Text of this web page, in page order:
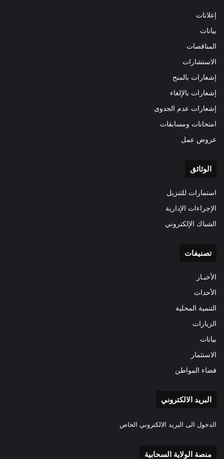
إعلانات
بيانات
المناقصات
الاستشارات
إشعارات بالمنح
إشعارات بالإلغاء
إشعارات عدم الجدوى
امتحانات ومسابقات
عروض عمل
الوثائق
استمارات للتنزيل
الإجراءات الإدارية
الشباك الإلكتروني
تصنيفات
الأخبـار
الأحداث
التنمية المحلية
الزيارات
بيانات
الاستثمار
فضاء المواطن
البريد الالكتروني
الدخول الى البريد الالكتروني الخاص
منصة الولاية السحابية